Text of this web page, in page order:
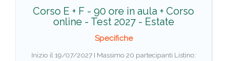
Corso E + F - 90 ore in aula + Corso
online - Test 2027 - Estate
Specifiche
Inizio il 19/07/2027 I Massimo 20 partecipanti Listino: